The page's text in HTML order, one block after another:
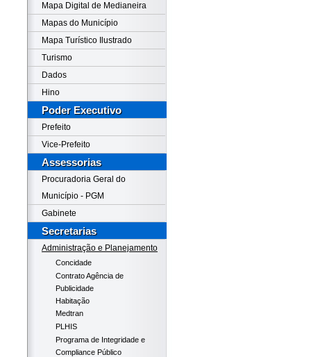
Mapa Digital de Medianeira
Mapas do Município
Mapa Turístico Ilustrado
Turismo
Dados
Hino
Poder Executivo
Prefeito
Vice-Prefeito
Assessorias
Procuradoria Geral do
Município - PGM
Gabinete
Secretarias
Administração e Planejamento
Concidade
Contrato Agência de
Publicidade
Habitação
Medtran
PLHIS
Programa de Integridade e
Compliance Público